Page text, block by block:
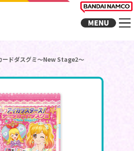
ードダスグミ～New Stage2～